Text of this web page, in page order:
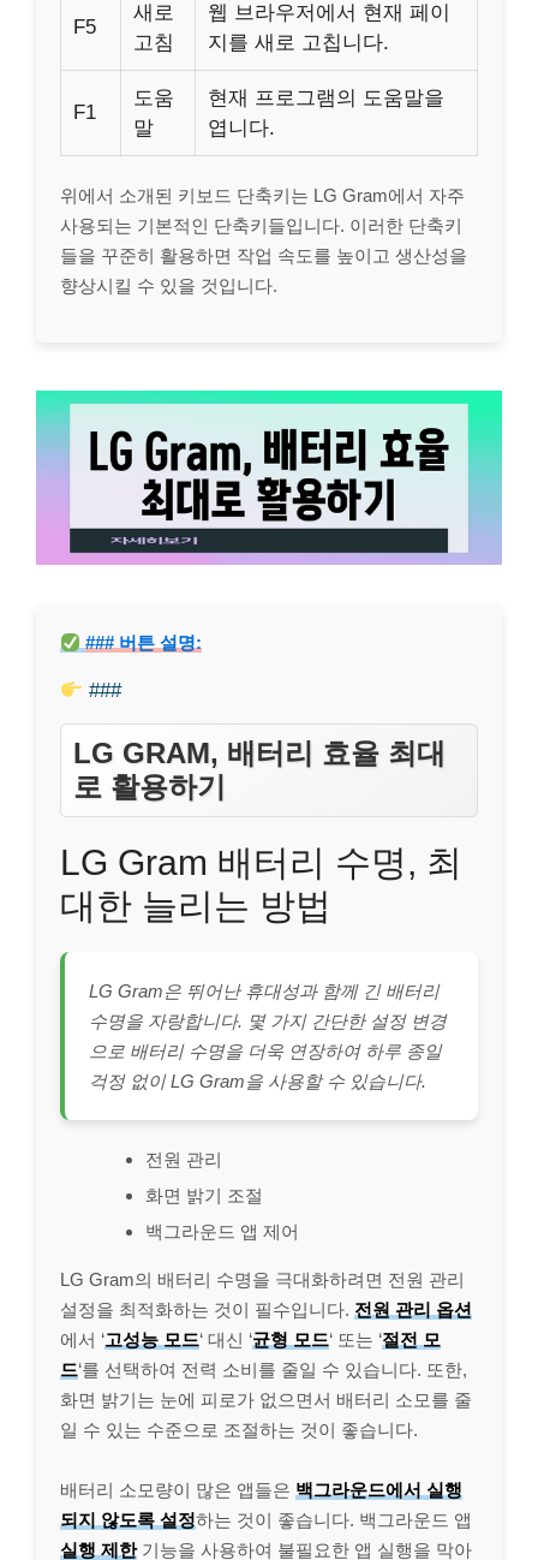
F5
새로
고침
웹 브라우저에서 현재 페이
지를 새로 고칩니다.
F1
도움
말
현재 프로그램의 도움말을
엽니다.
위에서 소개된 키보드 단축키는 LG Gram에서 자주
사용되는 기본적인 단축키들입니다. 이러한 단축키
들을 꾸준히 활용하면 작업 속도를 높이고 생산성을
향상시킬 수 있을 것입니다.
### 버튼 설명:
###
LG GRAM, 배터리 효율 최대
로 활용하기
LG Gram 배터리 수명, 최
대한 늘리는 방법
LG Gram은 뛰어난 휴대성과 함께 긴 배터리
수명을 자랑합니다. 몇 가지 간단한 설정 변경
으로 배터리 수명을 더욱 연장하여 하루 종일
걱정 없이 LG Gram을 사용할 수 있습니다.
전원 관리
화면 밝기 조절
백그라운드 앱 제어
LG Gram의 배터리 수명을 극대화하려면 전원 관리
설정을 최적화하는 것이 필수입니다. 전원 관리 옵션
에서 ‘고성능 모드‘ 대신 ‘균형 모드‘ 또는 ‘절전 모
드‘를 선택하여 전력 소비를 줄일 수 있습니다. 또한,
화면 밝기는 눈에 피로가 없으면서 배터리 소모를 줄
일 수 있는 수준으로 조절하는 것이 좋습니다.
배터리 소모량이 많은 앱들은 백그라운드에서 실행
되지 않도록 설정하는 것이 좋습니다. 백그라운드 앱
실행 제한기능을 사용하여 불필요한 앱 실행을 막아